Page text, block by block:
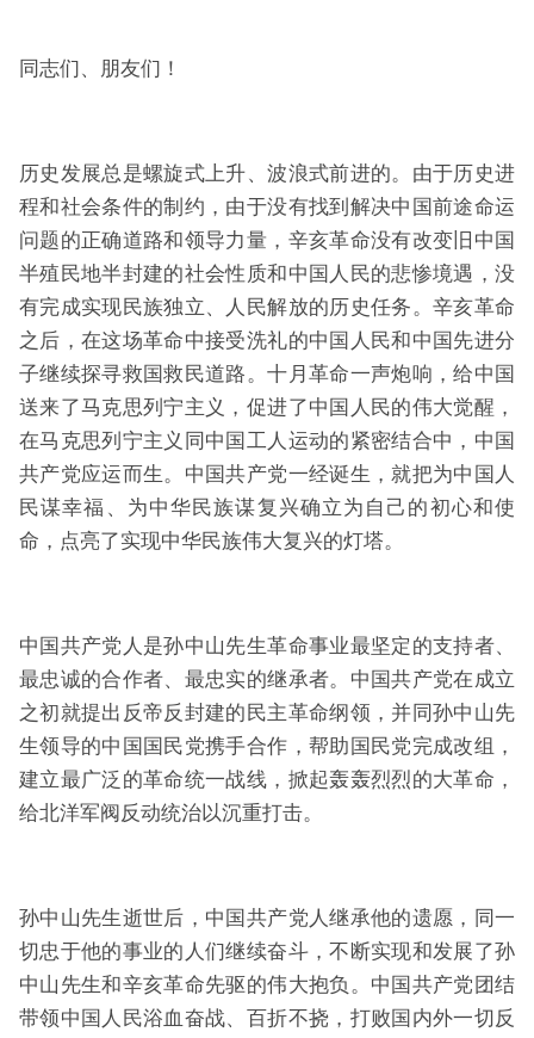
同志们、朋友们！
历史发展总是螺旋式上升、波浪式前进的。由于历史进
程和社会条件的制约，由于没有找到解决中国前途命运
问题的正确道路和领导力量，辛亥革命没有改变旧中国
半殖民地半封建的社会性质和中国人民的悲惨境遇，没
有完成实现民族独立、人民解放的历史任务。辛亥革命
之后，在这场革命中接受洗礼的中国人民和中国先进分
子继续探寻救国救民道路。十月革命一声炮响，给中国
送来了马克思列宁主义，促进了中国人民的伟大觉醒，
在马克思列宁主义同中国工人运动的紧密结合中，中国
共产党应运而生。中国共产党一经诞生，就把为中国人
民谋幸福、为中华民族谋复兴确立为自己的初心和使
命，点亮了实现中华民族伟大复兴的灯塔。
中国共产党人是孙中山先生革命事业最坚定的支持者、
最忠诚的合作者、最忠实的继承者。中国共产党在成立
之初就提出反帝反封建的民主革命纲领，并同孙中山先
生领导的中国国民党携手合作，帮助国民党完成改组，
建立最广泛的革命统一战线，掀起轰轰烈烈的大革命，
给北洋军阀反动统治以沉重打击。
孙中山先生逝世后，中国共产党人继承他的遗愿，同一
切忠于他的事业的人们继续奋斗，不断实现和发展了孙
中山先生和辛亥革命先驱的伟大抱负。中国共产党团结
带领中国人民浴血奋战、百折不挠，打败国内外一切反